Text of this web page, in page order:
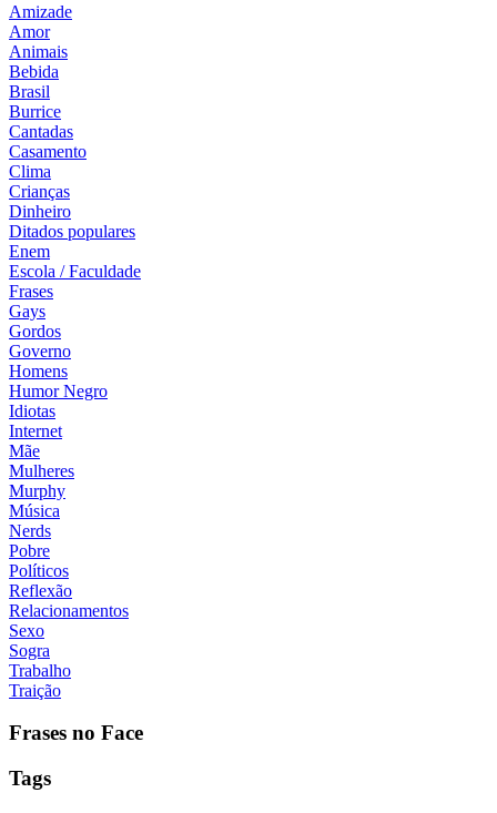
Amizade
Amor
Animais
Bebida
Brasil
Burrice
Cantadas
Casamento
Clima
Crianças
Dinheiro
Ditados populares
Enem
Escola / Faculdade
Frases
Gays
Gordos
Governo
Homens
Humor Negro
Idiotas
Internet
Mãe
Mulheres
Murphy
Música
Nerds
Pobre
Políticos
Reflexão
Relacionamentos
Sexo
Sogra
Trabalho
Traição
Frases no Face
Tags